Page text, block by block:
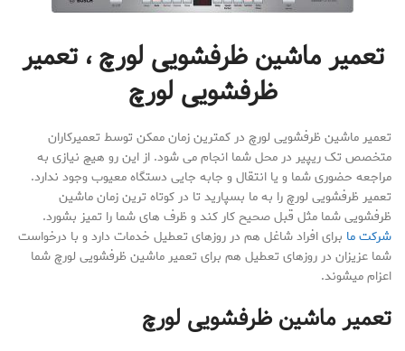
تعمیر ماشین ظرفشویی لورچ ، تعمیر
ظرفشویی لورچ
تعمیر ماشین ظرفشویی لورچ در کمترین زمان ممکن توسط تعمیرکاران
متخصص تک ریپیر در محل شما انجام می شود. از این رو هیچ نیازی به
مراجعه حضوری شما و یا انتقال و جابه جایی دستگاه معیوب وجود ندارد.
تعمیر ظرفشویی لورچ را به ما بسپارید تا در کوتاه ترین زمان ماشین
ظرفشویی شما مثل قبل صحیح کار کند و ظرف های شما را تمیز بشورد.
شرکت ما برای افراد شاغل هم در روزهای تعطیل خدمات دارد و با درخواست
شما عزیزان در روزهای تعطیل هم برای تعمیر ماشین ظرفشویی لورچ شما
اعزام میشوند.
تعمیر ماشین ظرفشویی لورچ